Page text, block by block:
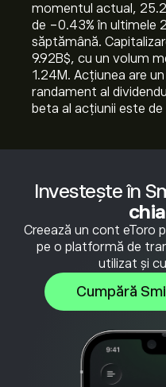
Investește în
Creează un cont eToro
pe o platformă de
utilizat și
Cumpără
momentul actual,
de ‎-0.43‎% în ultimele
săptămână.
9.92B‎$‎, cu un volum
1.24M. Acțiunea are
randament al
beta al acțiunii este